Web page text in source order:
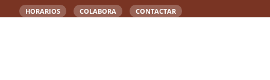
HORARIOS COLABORA CONTACTAR